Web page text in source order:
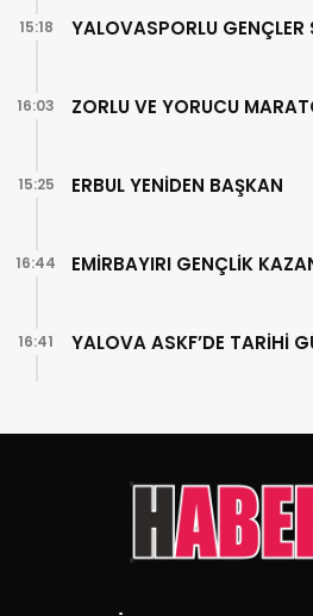
YALOVASPORLU GENÇLER
15:18
ZORLU VE YORUCU
16:03
ERBUL YENİDEN BAŞKAN
15:25
EMİRBAYIRI GENÇLİK
16:44
YALOVA ASKF’DE TARİHİ
16:41